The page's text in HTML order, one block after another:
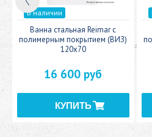
В наличии
Ванна стальная Reimar с
полимерным покрытием (ВИЗ)
120x70
16 600 руб